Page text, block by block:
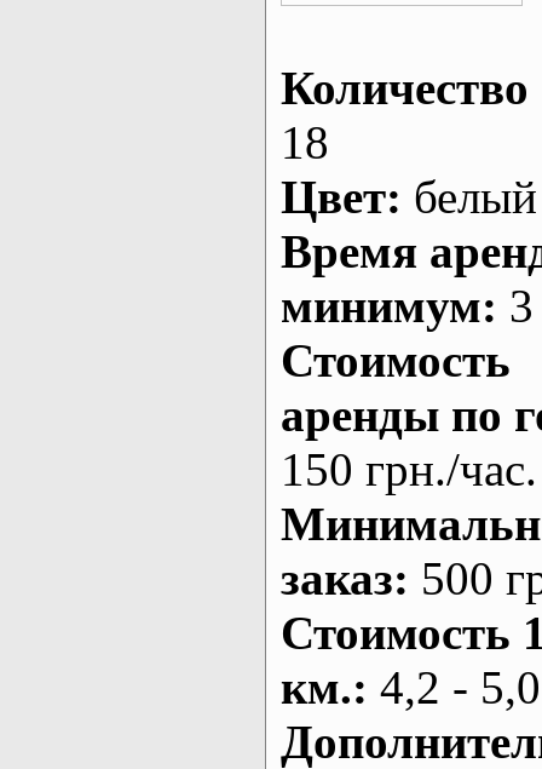
Количество
18
Цвет: белый
Время
минимум:
Стоимость
аренды по
150 грн./час.
заказ: 500
Стоимость
км.: 4,2 -